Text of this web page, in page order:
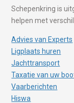
Schepenkring is
helpen met
Advies van Experts
Ligplaats huren
Jachttransport
Taxatie van uw
Vaarberichten
Hiswa